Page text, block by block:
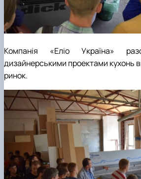
Компанія «Еліо Україна»
дизайнерськими проектами кухонь
ринок.